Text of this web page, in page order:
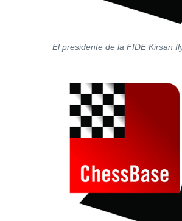
El presidente de la FIDE Kirsan